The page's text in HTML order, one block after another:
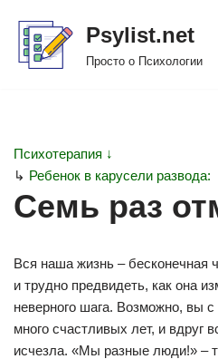
Перейти
Psylist.net
Просто о Психологии
Психотерапия ↓
↳ Ребенок в карусели развода:
Семь раз
Вся наша жизнь – бесконечная
и трудно предвидеть, как она
неверного шага. Возможно, вы
много счастливых лет, и вдруг
исчезла. «Мы разные люди!» –